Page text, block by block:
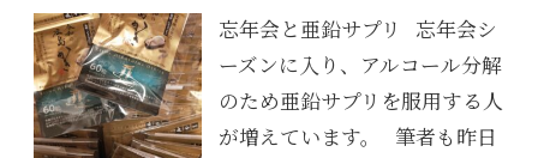
忘年会と亜鉛サプリ 忘年会シ
ーズンに入り、アルコール分解
のため亜鉛サプリを服用する人
が増えています。 筆者も昨日